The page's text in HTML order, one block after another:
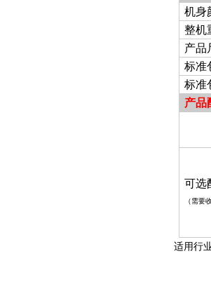
机身
整机
产品
标准
标准
产品
可选
（需要
适用行